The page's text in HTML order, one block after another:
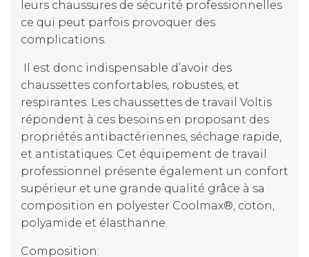
leurs chaussures de sécurité professionnelles
ce qui peut parfois provoquer des
complications.
Il est donc indispensable d’avoir des
chaussettes confortables, robustes, et
respirantes. Les chaussettes de travail Voltis
répondent à ces besoins en proposant des
propriétés antibactériennes, séchage rapide,
et antistatiques. Cet équipement de travail
professionnel présente également un confort
supérieur et une grande qualité grâce à sa
composition en polyester Coolmax®, coton,
polyamide et élasthanne.
Composition: